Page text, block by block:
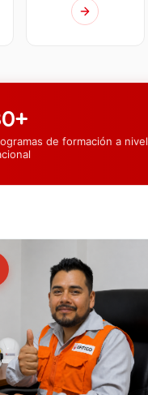
de formación a nivel